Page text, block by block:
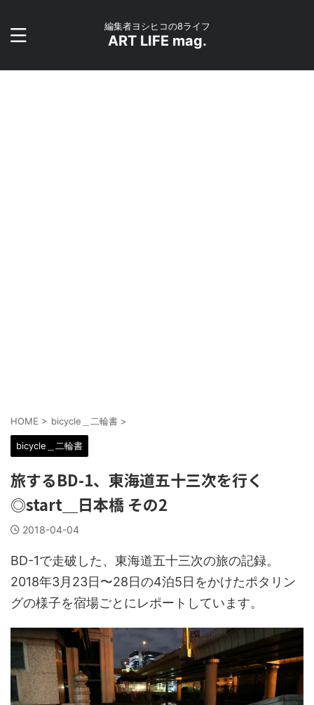
編集者ヨシヒコの8ライフ
ART LIFE mag.
HOME > bicycle＿二輪書 >
bicycle＿二輪書
旅するBD-1、東海道五十三次を行く
◎start＿日本橋 その2
2018-04-04
BD-1で走破した、東海道五十三次の旅の記録。
2018年3月23日〜28日の4泊5日をかけたポタリン
グの様子を宿場ごとにレポートしています。